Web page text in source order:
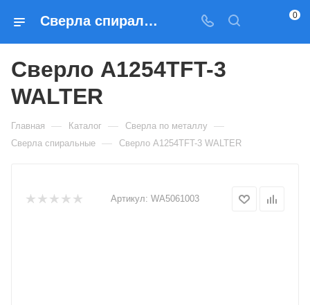
Сверла спиральные Сверло A1254TFT-3 WALTER — купить по выгодным ценам в Москве 0
Сверло A1254TFT-3
WALTER
Главная — Каталог — Сверла по металлу —
Сверла спиральные — Сверло A1254TFT-3 WALTER
Артикул: WA5061003